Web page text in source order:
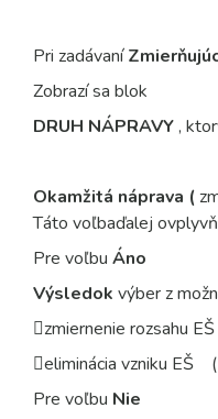
Pri zadávaní
Zobrazí sa blok
DRUH NÁPRAVY,
Okamžitá náprava (
Táto voľbaďalej
Pre voľbu Áno
Výsledok výber z
zmiernenie rozsahu
eliminácia vzniku EŠ
Pre voľbu Nie